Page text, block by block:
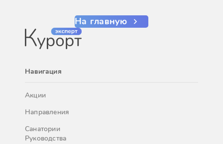
На главную
Навигация
Акции
Направления
Санатории
Руководства